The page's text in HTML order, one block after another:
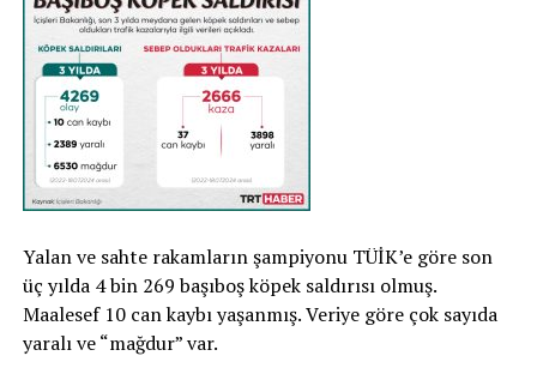
Yalan ve sahte rakamların şampiyonu TÜİK’e göre son
üç yılda 4 bin 269 başıboş köpek saldırısı olmuş.
Maalesef 10 can kaybı yaşanmış. Veriye göre çok sayıda
yaralı ve “mağdur” var.